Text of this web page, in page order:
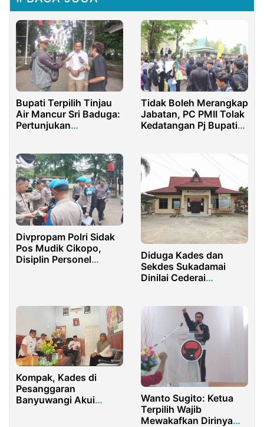
Bupati Terpilih Tinjau
Air Mancur Sri Baduga:
Pertunjukan
Kadiskominfo
Tidak Boleh Merangkap
Jabatan, PC PMII Tolak
Kedatangan Pj Bupati
Divpropam Polri Sidak
Pos Mudik Cikopo,
Disiplin Personel
Diduga Kades dan
Sekdes Sukadamai
Dinilai Cederai
Kompak, Kades di
Pesanggaran
Banyuwangi Akui
Wanto Sugito: Ketua
Terpilih Wajib
Mewakafkan Dirinya